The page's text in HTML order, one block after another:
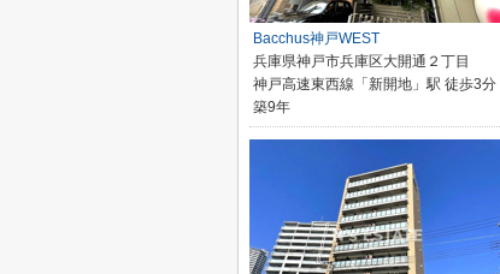
Bacchus神戸WEST
兵庫県神戸市兵庫区大開通２丁目
神戸高速東西線「新開地」駅 徒歩3分
築9年